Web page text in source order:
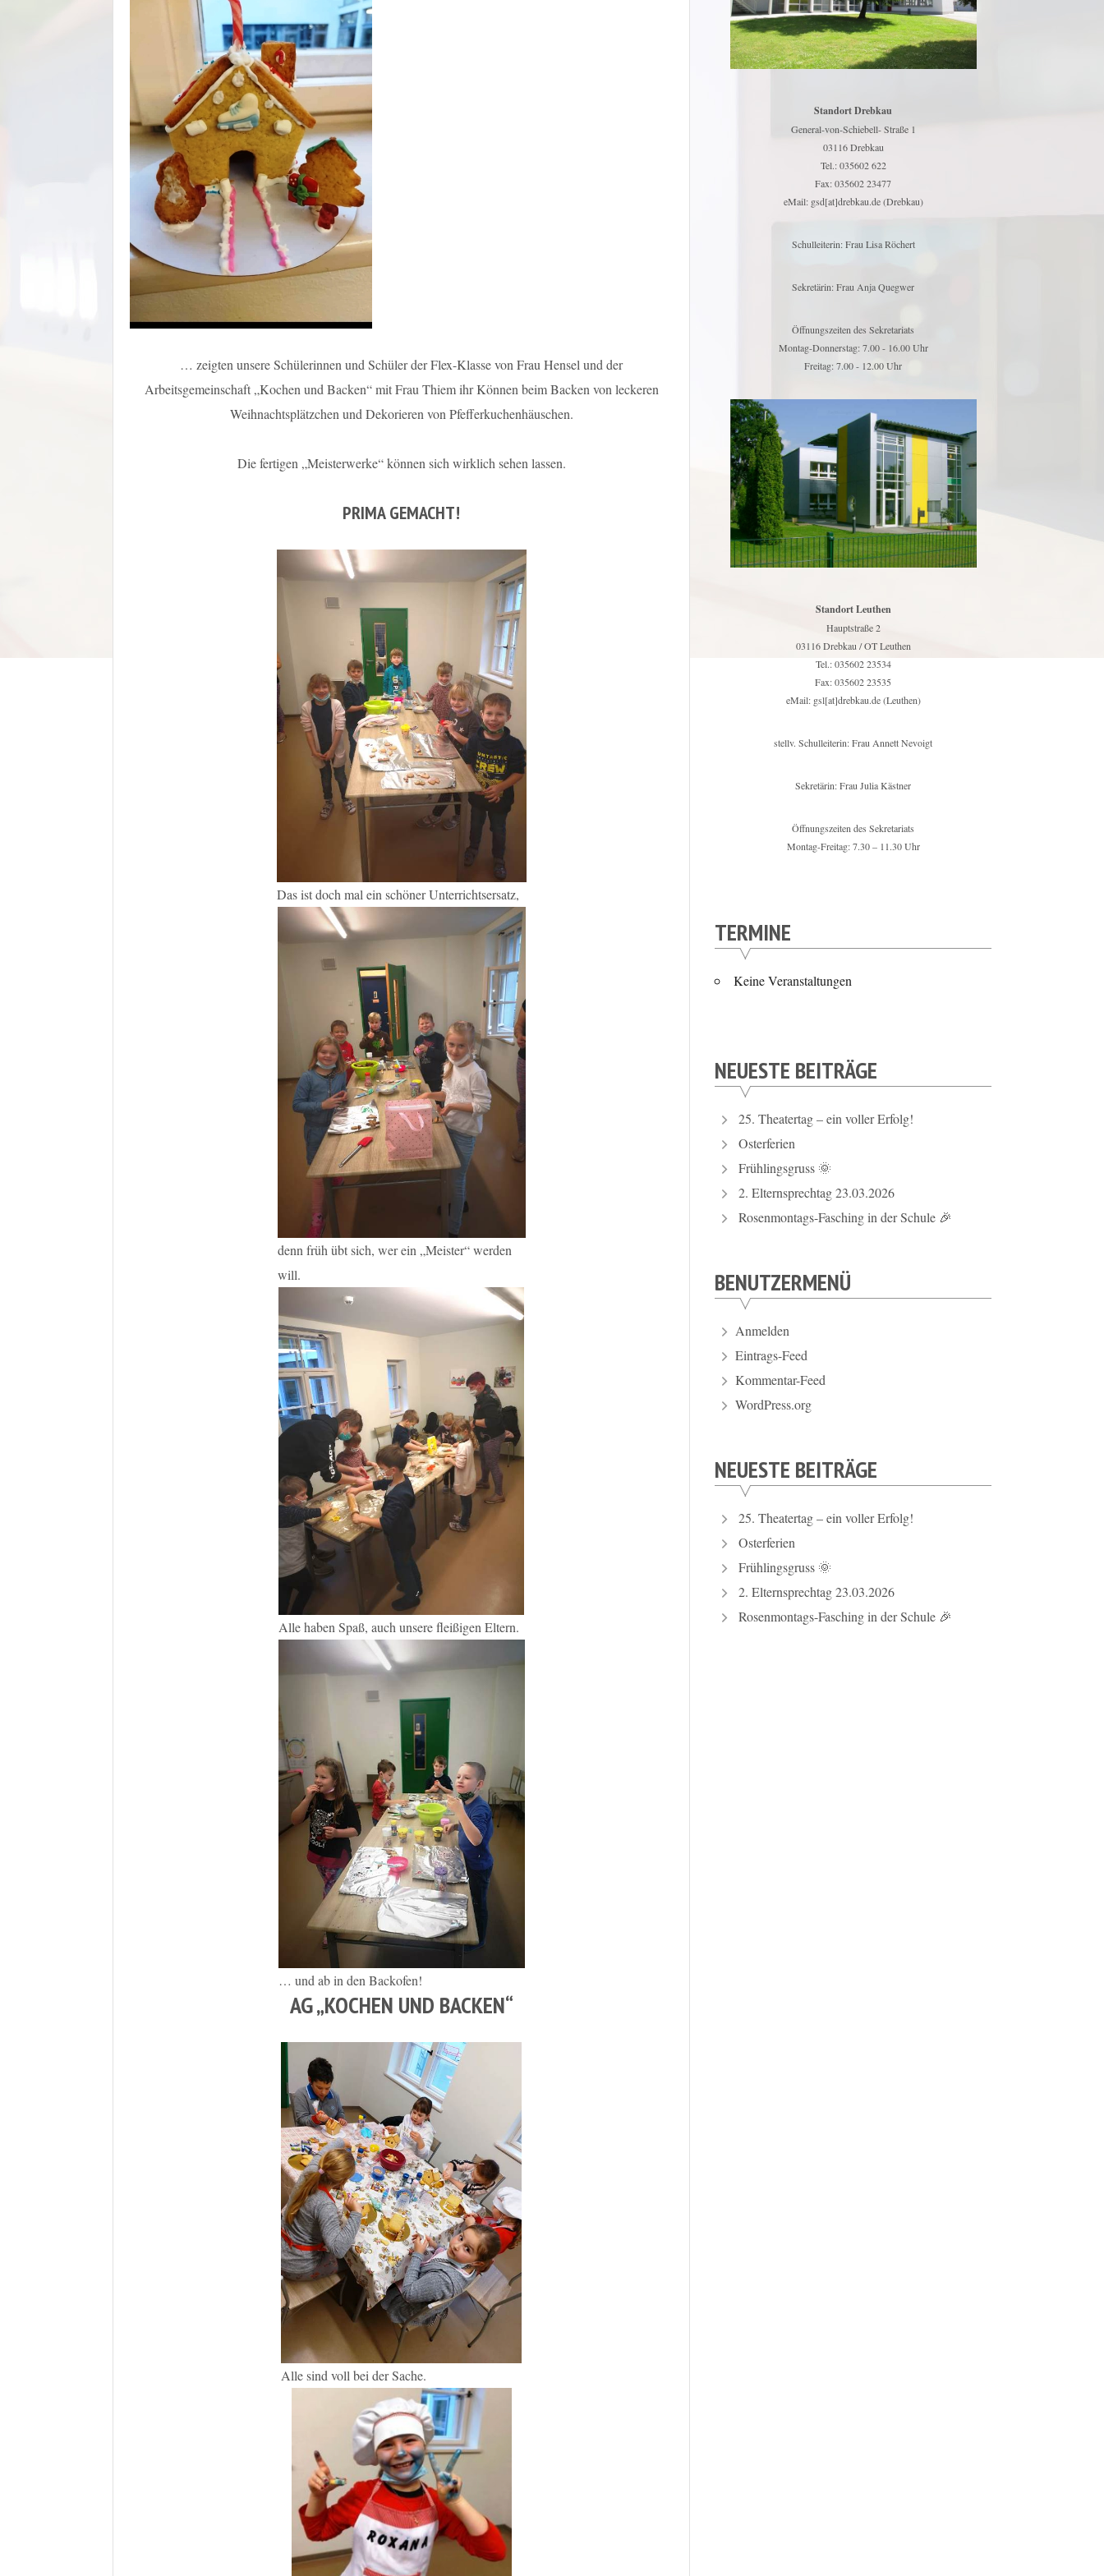
… zeigten unsere Schülerinnen und Schüler der Flex-Klasse von Frau Hensel und der
Arbeitsgemeinschaft „Kochen und Backen“ mit Frau Thiem ihr Können beim Backen von leckeren
Weihnachtsplätzchen und Dekorieren von Pfefferkuchenhäuschen.
Die fertigen „Meisterwerke“ können sich wirklich sehen lassen.
PRIMA GEMACHT!
Das ist doch mal ein schöner Unterrichtsersatz,
denn früh übt sich, wer ein „Meister“ werden
will.
Alle haben Spaß, auch unsere fleißigen Eltern.
… und ab in den Backofen!
AG „KOCHEN UND BACKEN“
Alle sind voll bei der Sache.
Standort Drebkau
General-von-Schiebell- Straße 1
03116 Drebkau
Tel.: 035602 622
Fax: 035602 23477
eMail: gsd[at]drebkau.de (Drebkau)
Schulleiterin: Frau Lisa Röchert
Sekretärin: Frau Anja Quegwer
Öffnungszeiten des Sekretariats
Montag-Donnerstag: 7.00 - 16.00 Uhr
Freitag: 7.00 - 12.00 Uhr
Standort Leuthen
Hauptstraße 2
03116 Drebkau / OT Leuthen
Tel.: 035602 23534
Fax: 035602 23535
eMail: gsl[at]drebkau.de (Leuthen)
stellv. Schulleiterin: Frau Annett Nevoigt
Sekretärin: Frau Julia Kästner
Öffnungszeiten des Sekretariats
Montag-Freitag: 7.30 – 11.30 Uhr
TERMINE
Keine Veranstaltungen
NEUESTE BEITRÄGE
25. Theatertag – ein voller Erfolg!
Osterferien
Frühlingsgruss 🌞
2. Elternsprechtag 23.03.2026
Rosenmontags-Fasching in der Schule 🎉
BENUTZERMENÜ
Anmelden
Eintrags-Feed
Kommentar-Feed
WordPress.org
NEUESTE BEITRÄGE
25. Theatertag – ein voller Erfolg!
Osterferien
Frühlingsgruss 🌞
2. Elternsprechtag 23.03.2026
Rosenmontags-Fasching in der Schule 🎉